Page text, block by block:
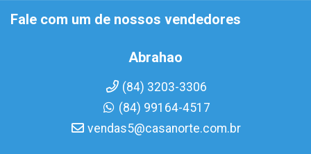
Fale com um de nossos vendedores
Abrahao
(84) 3203-3306
(84) 99164-4517
vendas5@casanorte.com.br